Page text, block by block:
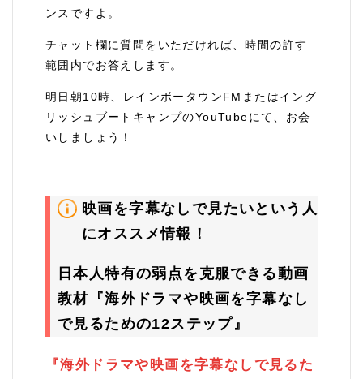
ンスですよ。
チャット欄に質問をいただければ、時間の許す
範囲内でお答えします。
明日朝10時、レインボータウンFMまたはイング
リッシュブートキャンプのYouTubeにて、お会
いしましょう！
映画を字幕なしで見たいという人
にオススメ情報！
日本人特有の弱点を克服できる動画
教材『海外ドラマや映画を字幕なし
で見るための12ステップ』
『海外ドラマや映画を字幕なしで見るた